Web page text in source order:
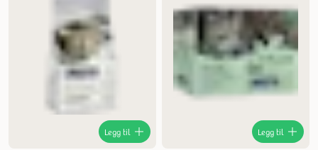
Legg til Legg til